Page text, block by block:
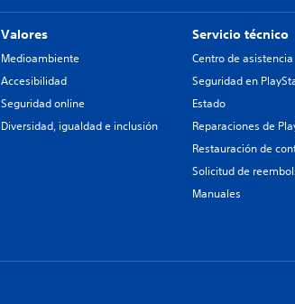
Valores
Medioambiente
Accesibilidad
Seguridad online
Diversidad, igualdad e inclusión
Servicio técnico
Centro de asistencia
Seguridad en
Estado
Reparaciones de
Restauración de
Solicitud de
Manuales